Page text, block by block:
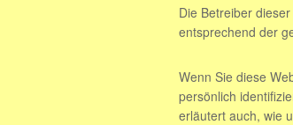
Die Betreiber
entsprechend der
Wenn Sie diese
persönlich
erläutert auch, wie